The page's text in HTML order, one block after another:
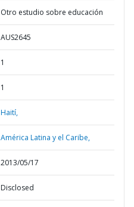
Otro estudio sobre educación
AUS2645
1
1
Haití,
América Latina y el Caribe,
2013/05/17
Disclosed